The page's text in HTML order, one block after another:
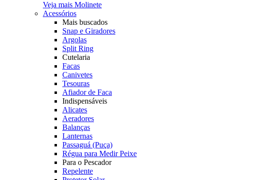
Veja mais Molinete
Acessórios
Mais buscados
Snap e Giradores
Argolas
Split Ring
Cutelaria
Facas
Canivetes
Tesouras
Afiador de Faca
Indispensáveis
Alicates
Aeradores
Balanças
Lanternas
Passaguá (Puça)
Régua para Medir Peixe
Para o Pescador
Repelente